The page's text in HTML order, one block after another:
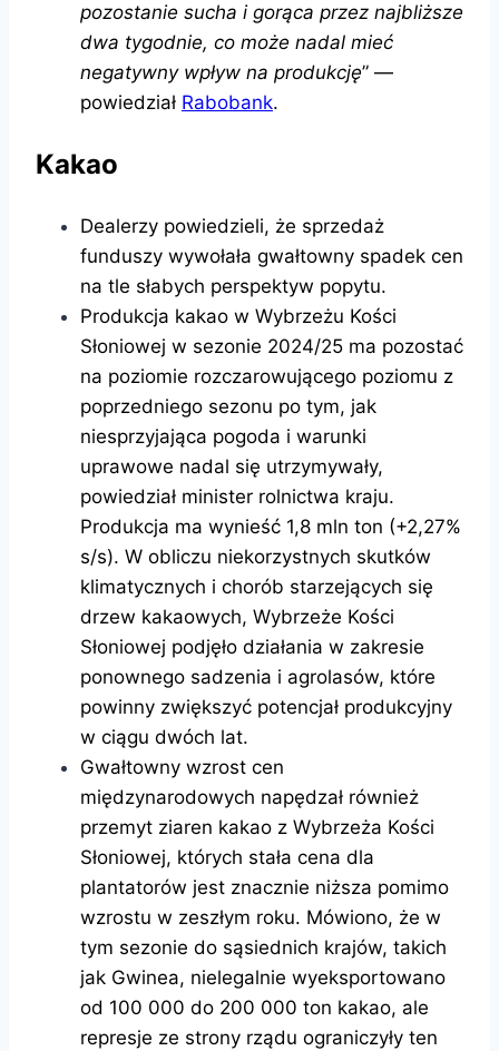
pozostanie sucha i gorąca przez najbliższe
dwa tygodnie, co może nadal mieć
negatywny wpływ na produkcję” —
powiedział Rabobank.
Kakao
Dealerzy powiedzieli, że sprzedaż
funduszy wywołała gwałtowny spadek cen
na tle słabych perspektyw popytu.
Produkcja kakao w Wybrzeżu Kości
Słoniowej w sezonie 2024/25 ma pozostać
na poziomie rozczarowującego poziomu z
poprzedniego sezonu po tym, jak
niesprzyjająca pogoda i warunki
uprawowe nadal się utrzymywały,
powiedział minister rolnictwa kraju.
Produkcja ma wynieść 1,8 mln ton (+2,27%
s/s). W obliczu niekorzystnych skutków
klimatycznych i chorób starzejących się
drzew kakaowych, Wybrzeże Kości
Słoniowej podjęło działania w zakresie
ponownego sadzenia i agrolasów, które
powinny zwiększyć potencjał produkcyjny
w ciągu dwóch lat.
Gwałtowny wzrost cen
międzynarodowych napędzał również
przemyt ziaren kakao z Wybrzeża Kości
Słoniowej, których stała cena dla
plantatorów jest znacznie niższa pomimo
wzrostu w zeszłym roku. Mówiono, że w
tym sezonie do sąsiednich krajów, takich
jak Gwinea, nielegalnie wyeksportowano
od 100 000 do 200 000 ton kakao, ale
represje ze strony rządu ograniczyły ten